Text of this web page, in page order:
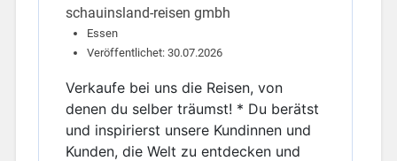
schauinsland-reisen gmbh
Essen
Veröffentlichet: 30.07.2026
Verkaufe bei uns die Reisen, von
denen du selber träumst! * Du berätst
und inspirierst unsere Kundinnen und
Kunden, die Welt zu entdecken und